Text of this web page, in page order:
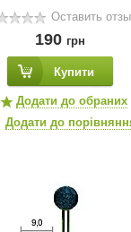
Оставить
190 грн
Купити
Додати до обраних
Додати до